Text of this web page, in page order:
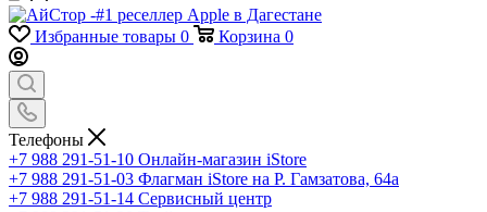
Избранные товары 0 Корзина 0
Телефоны
+7 988 291-51-10 Онлайн-магазин iStore
+7 988 291-51-03 Флагман iStore на Р. Гамзатова, 64а
+7 988 291-51-14 Сервисный центр